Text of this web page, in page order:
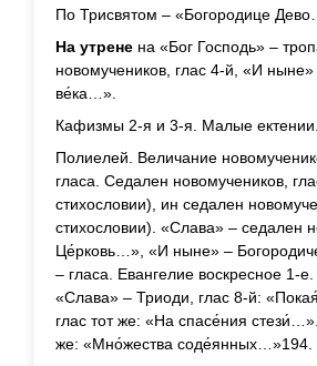
По Трисвятом – «Богородице
На утрене на «Бог Господь» –
новомучеников, глас 4-й, «И
ве́ка…».
Кафизмы 2-я и 3-я. Малые
Полиелей. Величание
гласа. Седален новомучеников,
стихословии), ин седален
стихословии). «Слава» – седален
Це́рковь…», «И ныне» –
– гласа. Евангелие воскресное
«Слава» – Триоди, глас 8-й:
глас тот же: «На спасе́ния
же: «Мно́жества соде́янных…»194.